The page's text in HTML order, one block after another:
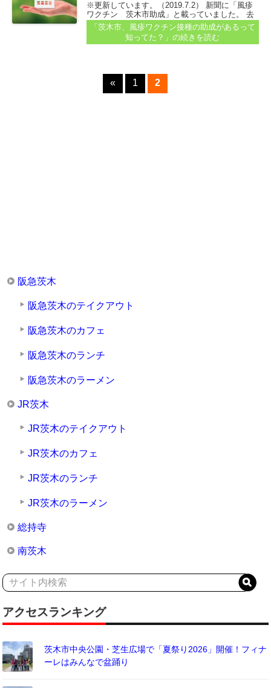
※更新しています。（2019.7.2） 新聞に「風疹
ワクチン 茨木市助成」と載っていました。 去
年ぐらいからでしょうか...
「茨木市、風疹ワクチン接種の助成があるって
知ってた？」の続きを読む
« 1 2
阪急茨木
阪急茨木のテイクアウト
阪急茨木のカフェ
阪急茨木のランチ
阪急茨木のラーメン
JR茨木
JR茨木のテイクアウト
JR茨木のカフェ
JR茨木のランチ
JR茨木のラーメン
総持寺
南茨木
アクセスランキング
茨木市中央公園・芝生広場で「夏祭り2026」開催！フィナ
ーレはみんなで盆踊り